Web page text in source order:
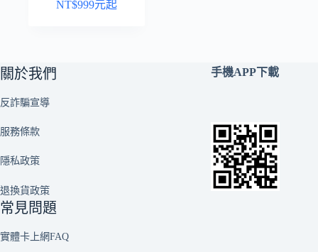
NT$999元起
關於我們
反詐騙宣導
服務條款
隱私政策
退換貨政策
常見問題
實體卡上網FAQ
手機APP下載